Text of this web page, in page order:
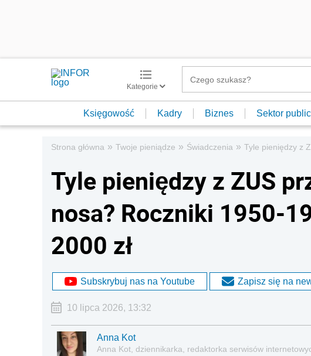
Kategorie
Księgowość Kadry Biznes Sektor
Strona główna » Twoje pieniądze » Świadczenia » Tyle pieniędzy z
Tyle pieniędzy z ZUS
nosa? Roczniki 1950-
2000 zł
Subskrybuj nas na Youtube Zapisz się na
10 lipca 2026, 13:32
Anna Kot
Anna Kot, dziennikarka, redaktorka serwisów